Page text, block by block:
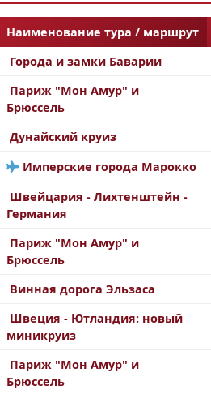
Наименование тура / маршрут
Города и замки Баварии
Париж "Мон Амур" и
Брюссель
Дунайский круиз
Имперские города Марокко
Швейцария - Лихтенштейн -
Германия
Париж "Мон Амур" и
Брюссель
Винная дорога Эльзаса
Швеция - Ютландия: новый
миникруиз
Париж "Мон Амур" и
Брюссель